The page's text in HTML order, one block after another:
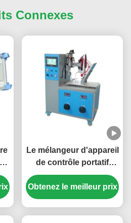
Connexes
Le mélangeur d'appareil
de contrôle portatif
électrique
d'appareils/fer/insertion
sans fil de bouilloire et
Obtenez le meilleur prix